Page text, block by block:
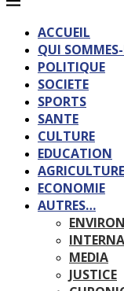
ACCUEIL
QUI
POLITIQUE
SOCIETE
SPORTS
SANTE
CULTURE
EDUCATION
AGRICULTURE
ECONOMIE
AUTRES…
MEDIA
JUSTICE